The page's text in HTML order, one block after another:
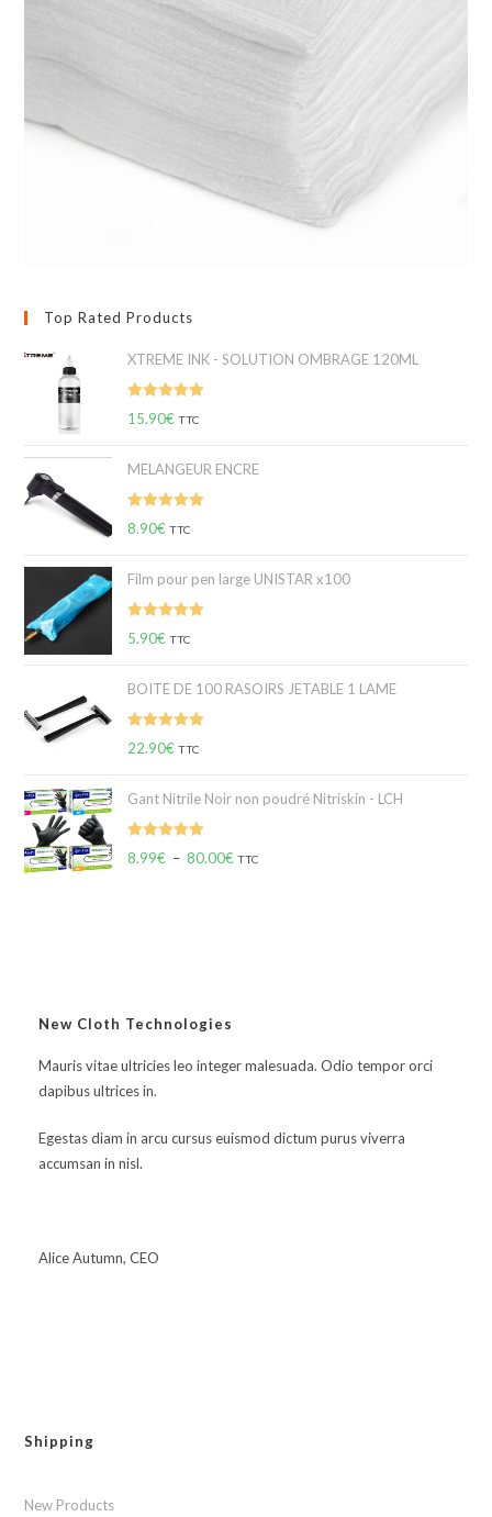
Top Rated Products
XTREME INK - SOLUTION OMBRAGE 120ML
Note5.00
15.90€ TTC
MELANGEUR ENCRE
Note5.00
8.90€ TTC
Film pour pen large UNISTAR x100
Note5.00
5.90€ TTC
BOITE DE 100 RASOIRS JETABLE 1 LAME
Note5.00
22.90€ TTC
Gant Nitrile Noir non poudré Nitriskin - LCH
Note5.00
8.99€ – 80.00€ TTC
New Cloth Technologies
Mauris vitae ultricies leo integer malesuada. Odio tempor orci
dapibus ultrices in.
Egestas diam in arcu cursus euismod dictum purus viverra
accumsan in nisl.
Alice Autumn, CEO
Shipping
New Products